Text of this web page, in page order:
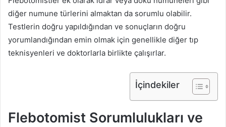
diğer numune türlerini almaktan da sorumlu olabilir.
Testlerin doğru yapıldığından ve sonuçların doğru
yorumlandığından emin olmak için genellikle diğer tıp
teknisyenleri ve doktorlarla birlikte çalışırlar.
İçindekiler
Flebotomist Sorumlulukları ve